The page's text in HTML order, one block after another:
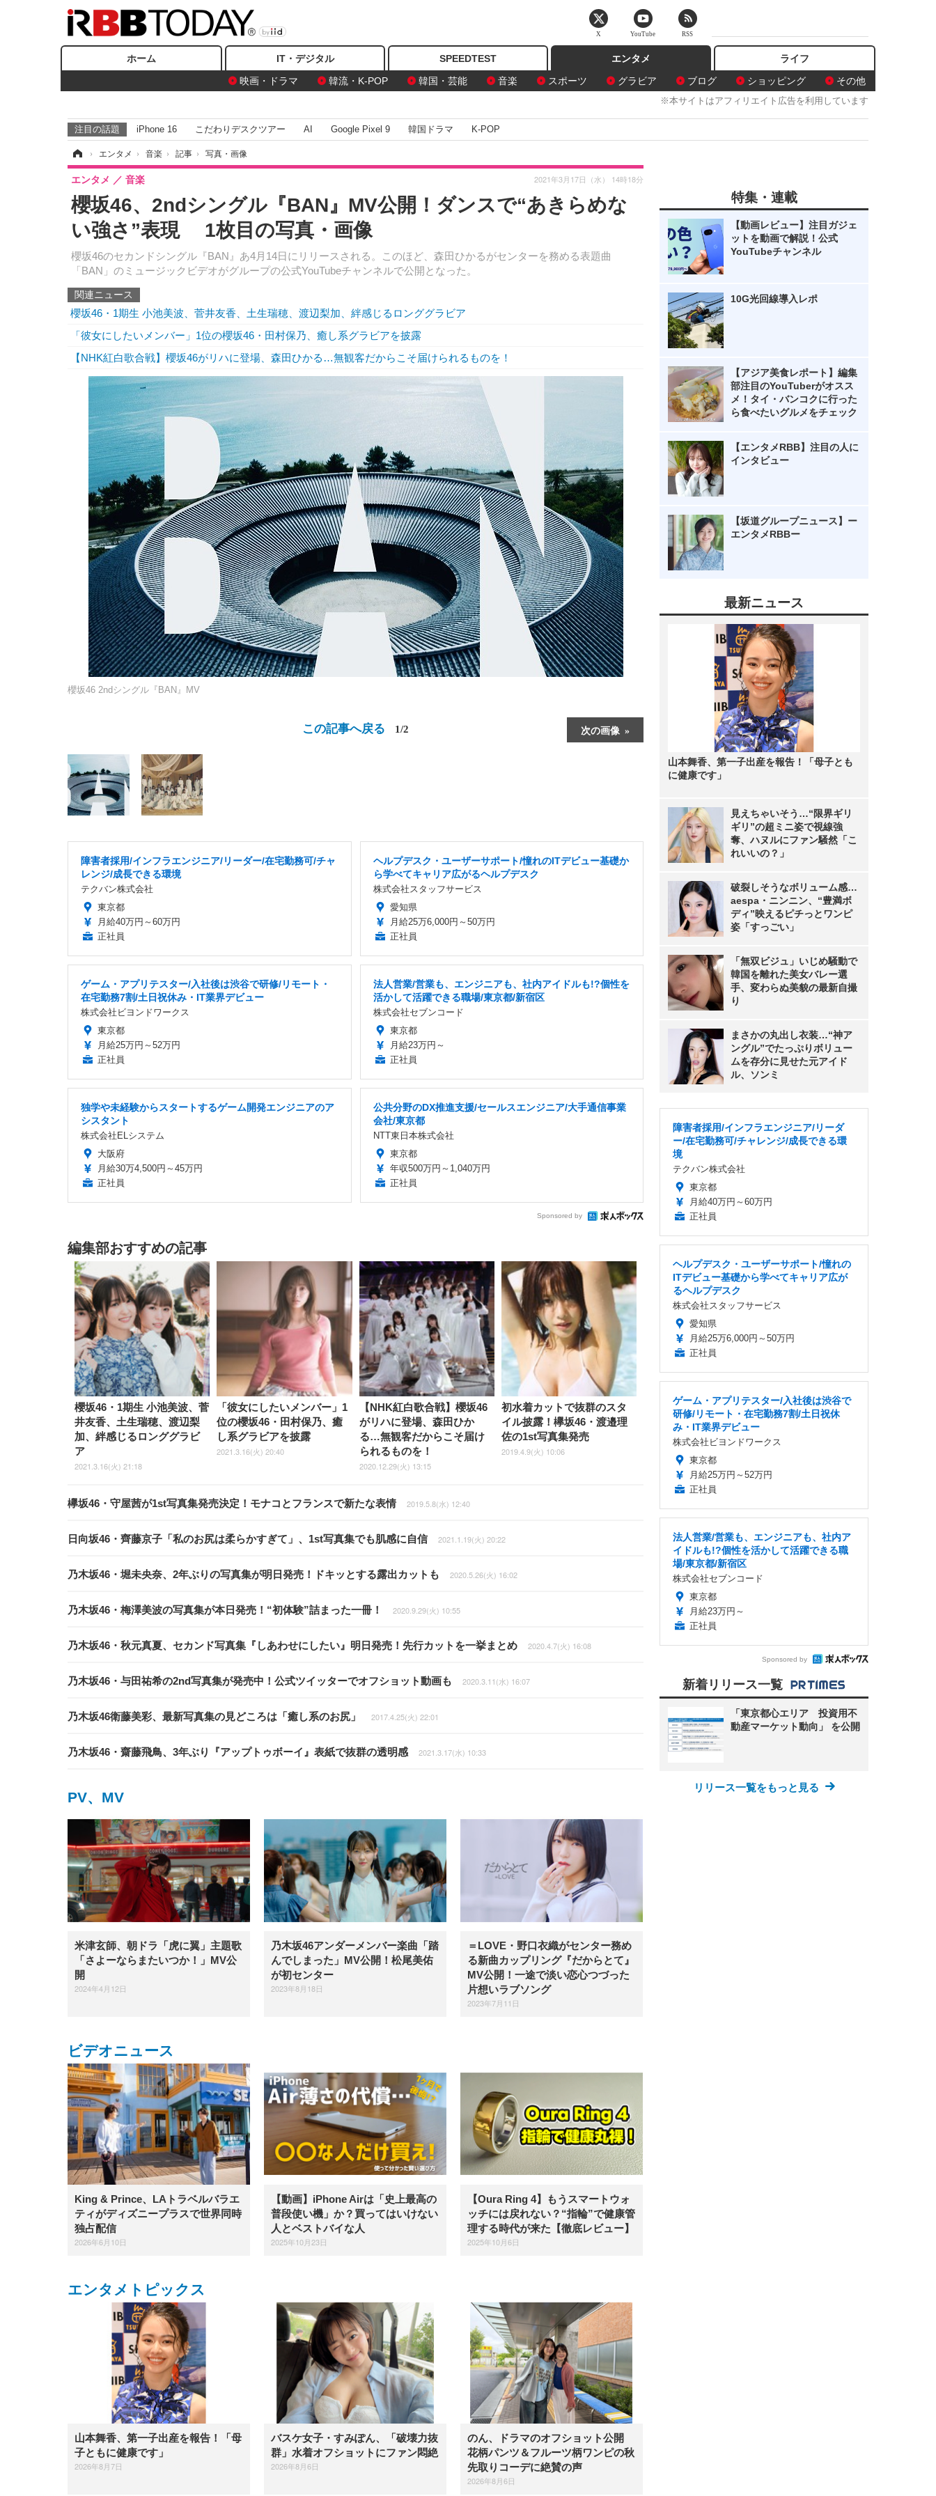
ホーム IT・デジタル SPEEDTEST
エンタメ
映画・ドラマ
韓流・K-POP 韓国・芸能 音楽 スポーツ グラビア ブログ ショッピング その他
ライフ
※本サイトはアフィリエイト広告を利用しています
注目の話題 iPhone 16 こだわりデスクツアー AI Google Pixel 9 韓国ドラマ K-POP
› エンタメ › 音楽 › 記事 › 写真・画像
櫻坂46、2ndシングル『BAN』MV公開！ダンスで“あきらめな
い強さ”表現 1枚目の写真・画像
櫻坂46のセカンドシングル『BAN』あ4月14日にリリースされる。このほど、森田ひかるがセンターを務める表題曲
「BAN」のミュージックビデオがグループの公式YouTubeチャンネルで公開となった。
エンタメ 音楽 2021年3月17日（水） 14時18分
関連ニュース
櫻坂46・1期生 小池美波、菅井友香、土生瑞穂、渡辺梨加、絆感じるロンググラビア
「彼女にしたいメンバー」1位の櫻坂46・田村保乃、癒し系グラビアを披露
【NHK紅白歌合戦】櫻坂46がリハに登場、森田ひかる…無観客だからこそ届けられるものを！
櫻坂46 2ndシングル『BAN』MV
次の画像
この記事へ戻る 1/2
障害者採用/インフラエンジニア/リーダー/在宅勤務可/チャ
レンジ/成長できる環境
テクバン株式会社
東京都
月給40万円～60万円
正社員
ヘルプデスク・ユーザーサポート/憧れのITデビュー基礎か
ら学べてキャリア広がるヘルプデスク
株式会社スタッフサービス
愛知県
月給25万6,000円～50万円
正社員
ゲーム・アプリテスター/入社後は渋谷で研修/リモート・
在宅勤務7割/土日祝休み・IT業界デビュー
株式会社ビヨンドワークス
東京都
月給25万円～52万円
正社員
法人営業/営業も、エンジニアも、社内アイドルも!?個性を
活かして活躍できる職場/東京都/新宿区
株式会社セブンコード
東京都
月給23万円～
正社員
独学や未経験からスタートするゲーム開発エンジニアのア
シスタント
株式会社ELシステム
大阪府
月給30万4,500円～45万円
正社員
公共分野のDX推進支援/セールスエンジニア/大手通信事業
会社/東京都
NTT東日本株式会社
東京都
年収500万円～1,040万円
正社員
Sponsored by
編集部おすすめの記事
櫻坂46・1期生 小池美波、菅
井友香、土生瑞穂、渡辺梨
加、絆感じるロンググラビ
ア
2021.3.16(火) 21:18
「彼女にしたいメンバー」1
位の櫻坂46・田村保乃、癒
し系グラビアを披露
2021.3.16(火) 20:40
【NHK紅白歌合戦】櫻坂46
がリハに登場、森田ひか
る…無観客だからこそ届け
られるものを！
2020.12.29(火) 13:15
初水着カットで抜群のスタ
イル披露！欅坂46・渡邉理
佐の1st写真集発売
2019.4.9(火) 10:06
欅坂46・守屋茜が1st写真集発売決定！モナコとフランスで新たな表情 2019.5.8(水) 12:40
日向坂46・齊藤京子「私のお尻は柔らかすぎて」、1st写真集でも肌感に自信 2021.1.19(火) 20:22
乃木坂46・堀未央奈、2年ぶりの写真集が明日発売！ドキッとする露出カットも 2020.5.26(火) 16:02
乃木坂46・梅澤美波の写真集が本日発売！“初体験”詰まった一冊！ 2020.9.29(火) 10:55
乃木坂46・秋元真夏、セカンド写真集『しあわせにしたい』明日発売！先行カットを一挙まとめ 2020.4.7(火) 16:08
乃木坂46・与田祐希の2nd写真集が発売中！公式ツイッターでオフショット動画も 2020.3.11(水) 16:07
乃木坂46衛藤美彩、最新写真集の見どころは「癒し系のお尻」 2017.4.25(火) 22:01
乃木坂46・齋藤飛鳥、3年ぶり『アップトゥボーイ』表紙で抜群の透明感 2021.3.17(水) 10:33
PV、MV
米津玄師、朝ドラ「虎に翼」主題歌
「さよーならまたいつか！」MV公
開
2024年4月12日
乃木坂46アンダーメンバー楽曲「踏
んでしまった」MV公開！松尾美佑
が初センター
2023年8月18日
＝LOVE・野口衣織がセンター務め
る新曲カップリング『だからとて』
MV公開！一途で淡い恋心つづった
片想いラブソング
2023年7月11日
ビデオニュース
King & Prince、LAトラベルバラエ
ティがディズニープラスで世界同時
独占配信
2026年6月10日
【動画】iPhone Airは「史上最高の
普段使い機」か？買ってはいけない
人とベストバイな人
2025年10月23日
【Oura Ring 4】もうスマートウォ
ッチには戻れない？“指輪”で健康管
理する時代が来た【徹底レビュー】
2025年10月6日
エンタメトピックス
山本舞香、第一子出産を報告！「母
子ともに健康です」
2026年8月7日
バスケ女子・すみぽん、「破壊力抜
群」水着オフショットにファン悶絶
2026年8月6日
のん、ドラマのオフショット公開
花柄パンツ＆フルーツ柄ワンピの秋
先取りコーデに絶賛の声
2026年8月6日
特集・連載
【動画レビュー】注目ガジェ
ットを動画で解説！公式
YouTubeチャンネル
10G光回線導入レポ
【アジア美食レポート】編集
部注目のYouTuberがオスス
メ！タイ・バンコクに行った
ら食べたいグルメをチェック
【エンタメRBB】注目の人に
インタビュー
【坂道グループニュース】ー
エンタメRBBー
最新ニュース
山本舞香、第一子出産を報告！「母子とも
に健康です」
見えちゃいそう…“限界ギリ
ギリ”の超ミニ姿で視線強
奪、ハヌルにファン騒然「こ
れいいの？」
破裂しそうなボリューム感…
aespa・ニンニン、“豊満ボ
ディ”映えるピチっとワンピ
姿「すっごい」
「無双ビジュ」いじめ騒動で
韓国を離れた美女バレー選
手、変わらぬ美貌の最新自撮
り
まさかの丸出し衣装…“神ア
ングル”でたっぷりボリュー
ムを存分に見せた元アイド
ル、ソンミ
障害者採用/インフラエンジニア/リーダ
ー/在宅勤務可/チャレンジ/成長できる環
境
テクバン株式会社
東京都
月給40万円～60万円
正社員
ヘルプデスク・ユーザーサポート/憧れの
ITデビュー基礎から学べてキャリア広が
るヘルプデスク
株式会社スタッフサービス
愛知県
月給25万6,000円～50万円
正社員
ゲーム・アプリテスター/入社後は渋谷で
研修/リモート・在宅勤務7割/土日祝休
み・IT業界デビュー
株式会社ビヨンドワークス
東京都
月給25万円～52万円
正社員
法人営業/営業も、エンジニアも、社内ア
イドルも!?個性を活かして活躍できる職
場/東京都/新宿区
株式会社セブンコード
東京都
月給23万円～
正社員
Sponsored by
新着リリース一覧
「東京都心エリア 投資用不
動産マーケット動向」 を公開
リリース一覧をもっと見る
X YouTube RSS